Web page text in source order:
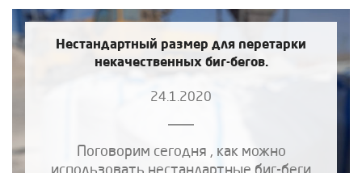
Нестандартный размер для перетарки
некачественных биг-бегов.
24.1.2020
Поговорим сегодня , как можно
использовать нестандартные биг-беги